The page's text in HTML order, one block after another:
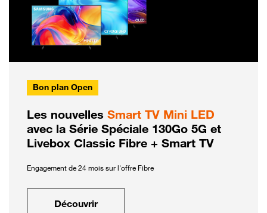
Bon plan Open
Les nouvelles Smart TV Mini LED
avec la Série Spéciale 130Go 5G et
Livebox Classic Fibre + Smart TV
Engagement de 24 mois sur l'offre Fibre
Découvrir